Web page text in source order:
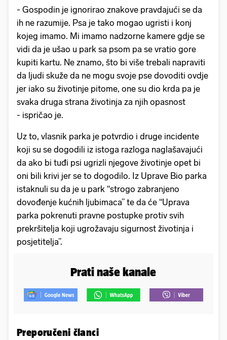
- Gospodin je ignorirao znakove pravdajući se da
ih ne razumije. Psa je tako mogao ugristi i konj
kojeg imamo. Mi imamo nadzorne kamere gdje se
vidi da je ušao u park sa psom pa se vratio gore
kupiti kartu. Ne znamo, što bi više trebali napraviti
da ljudi skuže da ne mogu svoje pse dovoditi ovdje
jer iako su životinje pitome, one su dio krda pa je
svaka druga strana životinja za njih opasnost
- ispričao je.
Uz to, vlasnik parka je potvrdio i druge incidente
koji su se dogodili iz istoga razloga naglašavajući
da ako bi tuđi psi ugrizli njegove životinje opet bi
oni bili krivi jer se to dogodilo. Iz Uprave Bio parka
istaknuli su da je u park “strogo zabranjeno
dovođenje kućnih ljubimaca” te da će “Uprava
parka pokrenuti pravne postupke protiv svih
prekršitelja koji ugrožavaju sigurnost životinja i
posjetitelja”.
Prati naše kanale
Preporučeni članci